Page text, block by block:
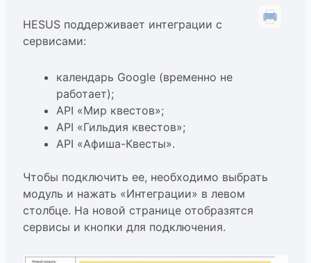
HESUS поддерживает интеграции с
сервисами:
календарь Google (временно не
работает);
API «Мир квестов»;
API «Гильдия квестов»;
API «Афиша-Квесты».
Чтобы подключить ее, необходимо выбрать
модуль и нажать «Интеграции» в левом
столбце. На новой странице отобразятся
сервисы и кнопки для подключения.